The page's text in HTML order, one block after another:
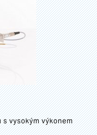
vysokým výkonem